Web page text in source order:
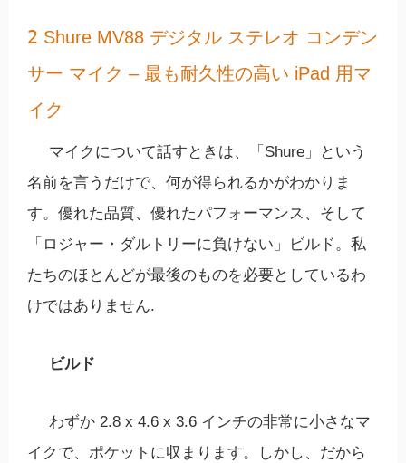
2 Shure MV88 デジタル ステレオ コンデン
サー マイク – 最も耐久性の高い iPad 用マ
イク
マイクについて話すときは、「Shure」という
名前を言うだけで、何が得られるかがわかりま
す。優れた品質、優れたパフォーマンス、そして
「ロジャー・ダルトリーに負けない」ビルド。私
たちのほとんどが最後のものを必要としているわ
けではありません.
ビルド
わずか 2.8 x 4.6 x 3.6 インチの非常に小さなマ
イクで、ポケットに収まります。しかし、だから